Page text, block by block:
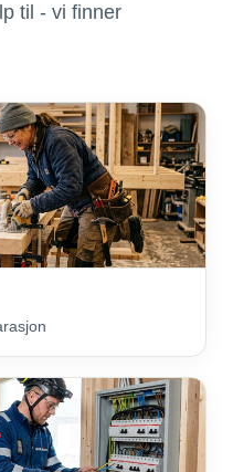
til - vi finner